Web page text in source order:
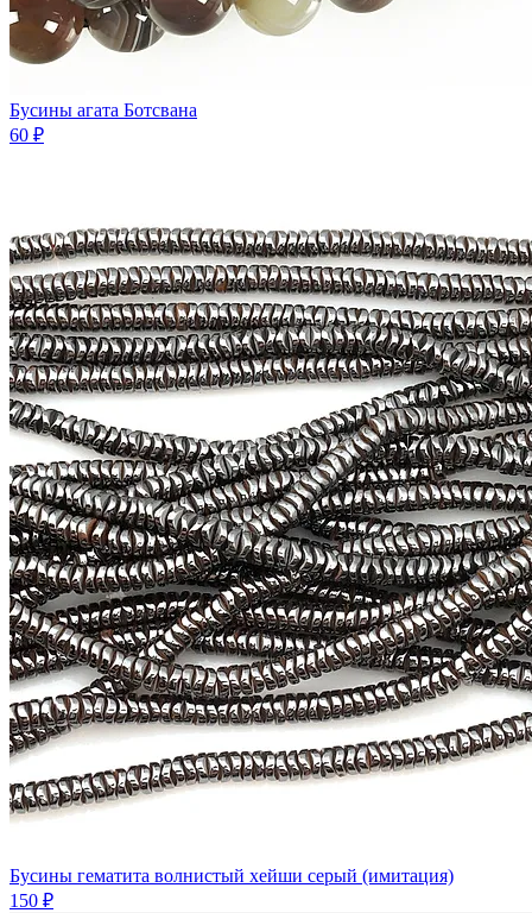
Бусины агата Ботсвана
60 ₽
Бусины гематита волнистый хейши серый (имитация)
150 ₽